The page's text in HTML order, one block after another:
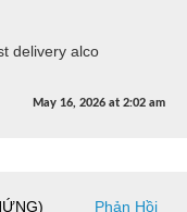
delivery alco
May 16, 2026 at 2:02 am
Phản Hồi